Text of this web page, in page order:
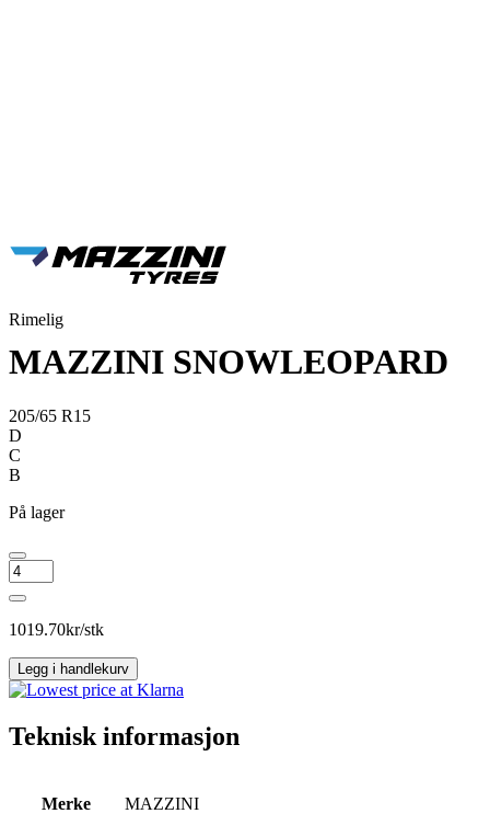
Rimelig
MAZZINI SNOWLEOPARD
205/65 R15
D
C
B
På lager
MAZZINI
SNOWLEOPARD
antall
1019.70kr/stk
Legg i handlekurv
Teknisk informasjon
Merke MAZZINI